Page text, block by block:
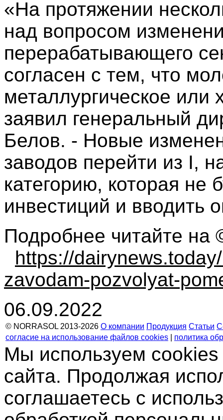
«На протяжении
над вопросом
перерабатывающего
согласен с тем, что
металлургическое или
заявил генеральный
Белов. - Новые
заводов перейти из I,
категорию, которая не
инвестиций и вводить
Подробнее читайте на
https://
zavodam-pozvolyat-
06.09.2022
© NORRASOL 2013-2026 О компании Продукция Статьи
согласие на использование файлов cookies
политика
Мы используем cookies
сайта. Продолжая
соглашаетесь с